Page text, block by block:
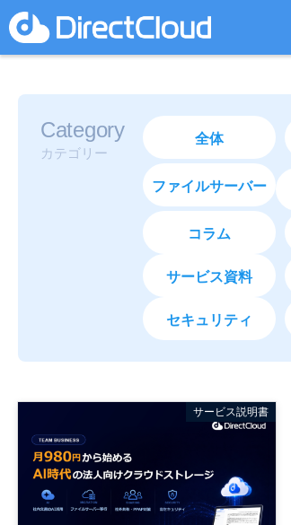
Category
カテゴリー
全体
ファイルサーバー
コラム
サービス資料
セキュリティ
サービス説明書